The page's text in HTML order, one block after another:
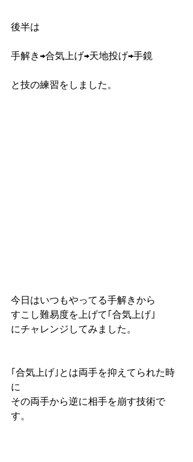
後半は
手解き→合気上げ→天地投げ→手鏡
と技の練習をしました。
今日はいつもやってる手解きから
すこし難易度を上げて｢合気上げ｣
にチャレンジしてみました。
｢合気上げ｣とは両手を抑えてられた時
に
その両手から逆に相手を崩す技術で
す。